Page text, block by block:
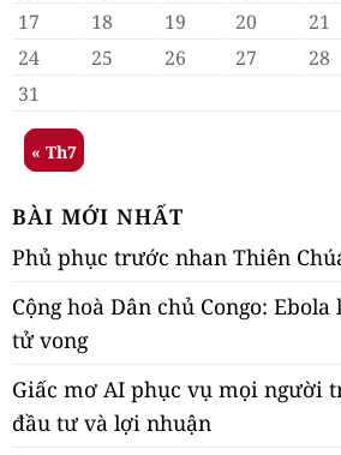
17
18 19 20 21
24
25 26 27 28
31
« Th7
BÀI MỚI NHẤT
Phủ phục trước nhan Thiên
Cộng hoà Dân chủ Congo:
tử vong
Giấc mơ AI phục vụ mọi người
đầu tư và lợi nhuận